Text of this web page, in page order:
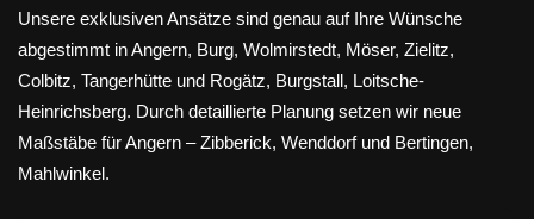
Unsere exklusiven Ansätze sind genau auf Ihre Wünsche
abgestimmt in Angern, Burg, Wolmirstedt, Möser, Zielitz,
Colbitz, Tangerhütte und Rogätz, Burgstall, Loitsche-
Heinrichsberg. Durch detaillierte Planung setzen wir neue
Maßstäbe für Angern – Zibberick, Wenddorf und Bertingen,
Mahlwinkel.